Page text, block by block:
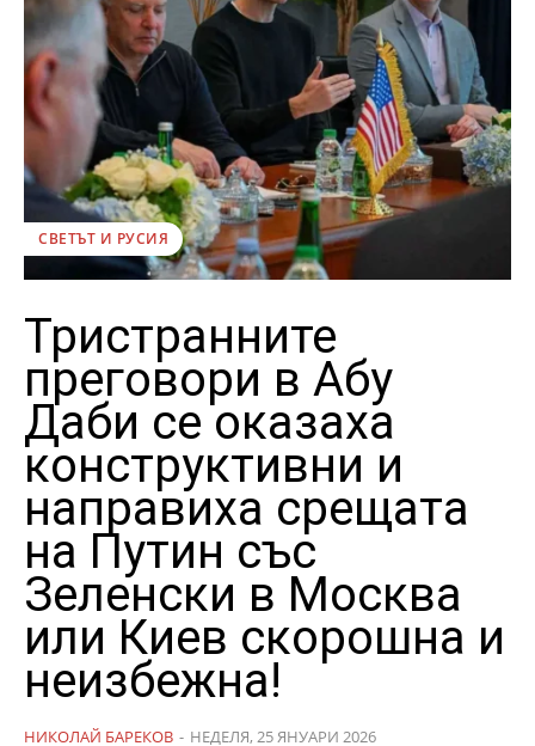
СВЕТЪТ И РУСИЯ
Тристранните
преговори в Абу
Даби се оказаха
конструктивни и
направиха срещата
на Путин със
Зеленски в Москва
или Киев скорошна и
неизбежна!
НИКОЛАЙ БАРЕКОВ - НЕДЕЛЯ, 25 ЯНУАРИ 2026